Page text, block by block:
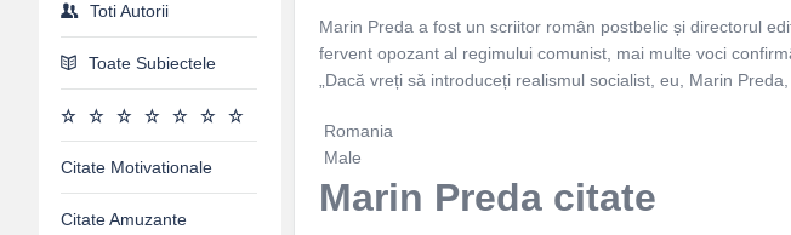
Marin Preda a fost un scriitor român postbelic și directorul
fervent opozant al regimului comunist, mai multe voci
„Dacă vreți să introduceți realismul socialist, eu, Marin
Romania
Male
Marin Preda citate
Toti Autorii
Toate Subiectele
Citate Motivationale
Citate Amuzante